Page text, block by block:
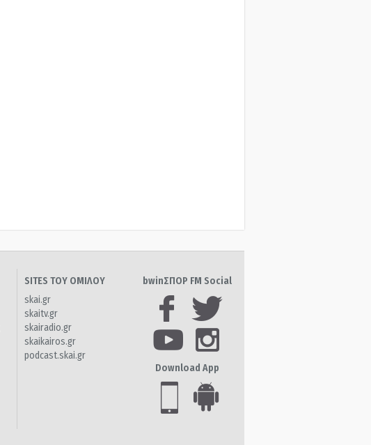
SITES ΤΟΥ ΟΜΙΛΟΥ
skai.gr
skaitv.gr
skairadio.gr
skaikairos.gr
podcast.skai.gr
bwinΣΠΟΡ FM Social
Download App